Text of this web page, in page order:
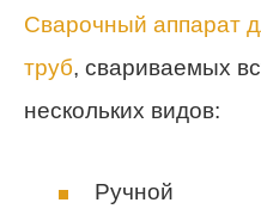
Сварочный аппарат
труб, свариваемых
нескольких видов:
Ручной